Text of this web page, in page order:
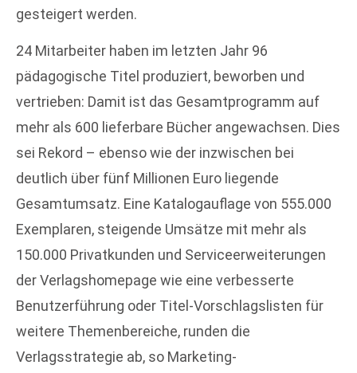
gesteigert werden.
24 Mitarbeiter haben im letzten Jahr 96
pädagogische Titel produziert, beworben und
vertrieben: Damit ist das Gesamtprogramm auf
mehr als 600 lieferbare Bücher angewachsen. Dies
sei Rekord – ebenso wie der inzwischen bei
deutlich über fünf Millionen Euro liegende
Gesamtumsatz. Eine Katalogauflage von 555.000
Exemplaren, steigende Umsätze mit mehr als
150.000 Privatkunden und Serviceerweiterungen
der Verlagshomepage wie eine verbesserte
Benutzerführung oder Titel-Vorschlagslisten für
weitere Themenbereiche, runden die
Verlagsstrategie ab, so Marketing-